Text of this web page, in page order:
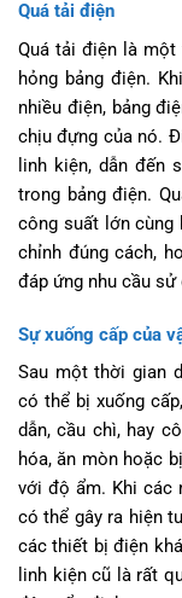
Quá tải điện
Quá tải điện là một
hỏng bảng điện.
nhiều điện, bảng
chịu đựng của nó.
linh kiện, dẫn đến
trong bảng điện.
công suất lớn
chỉnh đúng cách,
đáp ứng nhu cầu sử
Sự xuống cấp của
Sau một thời gian
có thể bị xuống
dẫn, cầu chì, hay
hóa, ăn mòn hoặc
với độ ẩm. Khi các
có thể gây ra hiện
các thiết bị điện
linh kiện cũ là rất